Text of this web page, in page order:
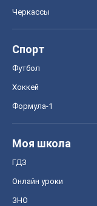
Черкассы
Спорт
Футбол
Хоккей
Формула-1
Моя школа
ГДЗ
Онлайн уроки
ЗНО